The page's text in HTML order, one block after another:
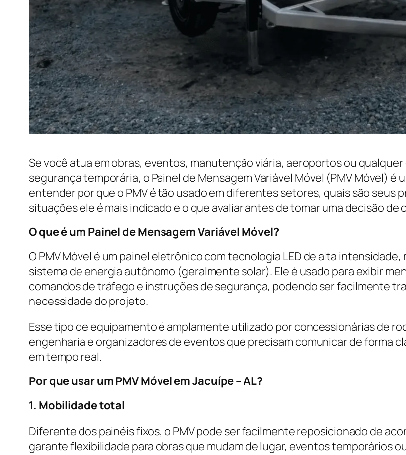
Se você atua em obras, eventos, manutenção viária, aeroportos ou
segurança temporária, o Painel de Mensagem Variável Móvel (PMV Móvel)
entender por que o PMV é tão usado em diferentes setores, quais são seus
situações ele é mais indicado e o que avaliar antes de tomar uma decisão de
O que é um Painel de Mensagem Variável Móvel?
O PMV Móvel é um painel eletrônico com tecnologia LED de alta
sistema de energia autônomo (geralmente solar). Ele é usado para exibir
comandos de tráfego e instruções de segurança, podendo ser facilmente
necessidade do projeto.
Esse tipo de equipamento é amplamente utilizado por concessionárias de
engenharia e organizadores de eventos que precisam comunicar de forma
em tempo real.
Por que usar um PMV Móvel em Jacuípe – AL?
1. Mobilidade total
Diferente dos painéis fixos, o PMV pode ser facilmente reposicionado de
garante flexibilidade para obras que mudam de lugar, eventos temporários